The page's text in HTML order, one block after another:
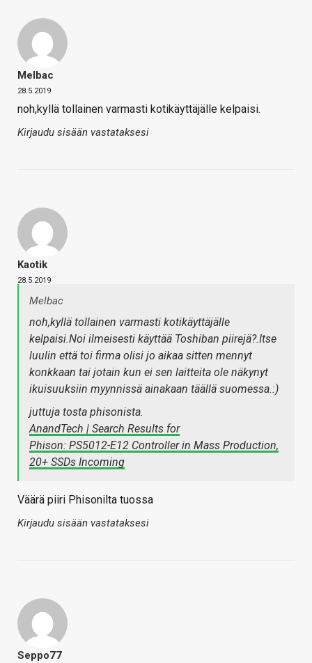
Melbac
28.5.2019
noh,kyllä tollainen varmasti kotikäyttäjälle kelpaisi.
Kirjaudu sisään vastataksesi
Kaotik
28.5.2019
Melbac
noh,kyllä tollainen varmasti kotikäyttäjälle
kelpaisi.Noi ilmeisesti käyttää Toshiban piirejä?.Itse
luulin että toi firma olisi jo aikaa sitten mennyt
konkkaan tai jotain kun ei sen laitteita ole näkynyt
ikuisuuksiin myynnissä ainakaan täällä suomessa.:)
juttuja tosta phisonista.
AnandTech | Search Results for
Phison: PS5012-E12 Controller in Mass Production,
20+ SSDs Incoming
Väärä piiri Phisonilta tuossa
Kirjaudu sisään vastataksesi
Seppo77